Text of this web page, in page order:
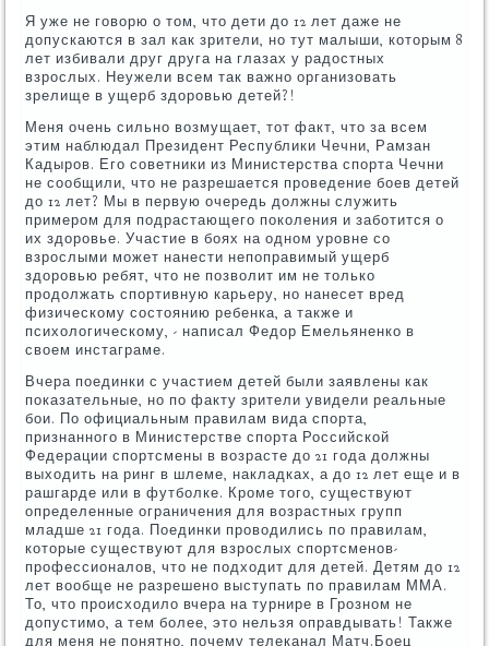
Я уже не говорю о том, что дети до 12 лет даже не
допускаются в зал как зрители, но тут малыши, которым 8
лет избивали друг друга на глазах у радостных
взрослых. Неужели всем так важно организовать
зрелище в ущерб здоровью детей?!
Меня очень сильно возмущает, тот факт, что за всем
этим наблюдал Президент Республики Чечни, Рамзан
Кадыров. Его советники из Министерства спорта Чечни
не сообщили, что не разрешается проведение боев детей
до 12 лет? Мы в первую очередь должны служить
примером для подрастающего поколения и заботится о
их здоровье. Участие в боях на одном уровне со
взрослыми может нанести непоправимый ущерб
здоровью ребят, что не позволит им не только
продолжать спортивную карьеру, но нанесет вред
физическому состоянию ребенка, а также и
психологическому, - написал Федор Емельяненко в
своем инстаграме.
Вчера поединки с участием детей были заявлены как
показательные, но по факту зрители увидели реальные
бои. По официальным правилам вида спорта,
признанного в Министерстве спорта Российской
Федерации спортсмены в возрасте до 21 года должны
выходить на ринг в шлеме, накладках, а до 12 лет еще и в
рашгарде или в футболке. Кроме того, существуют
определенные ограничения для возрастных групп
младше 21 года. Поединки проводились по правилам,
которые существуют для взрослых спортсменов-
профессионалов, что не подходит для детей. Детям до 12
лет вообще не разрешено выступать по правилам ММА.
То, что происходило вчера на турнире в Грозном не
допустимо, а тем более, это нельзя оправдывать! Также
для меня не понятно, почему телеканал Матч.Боец